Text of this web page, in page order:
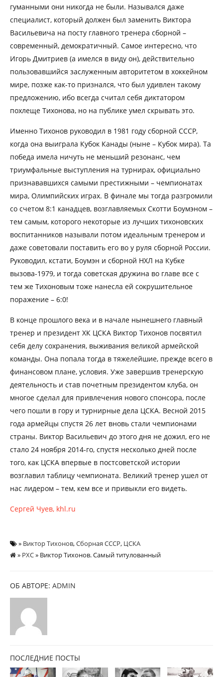
гуманными они никогда не были. Назывался даже
специалист, который должен был заменить Виктора
Васильевича на посту главного тренера сборной –
современный, демократичный. Самое интересно, что
Игорь Дмитриев (а имелся в виду он), действительно
пользовавшийся заслуженным авторитетом в хоккейном
мире, позже как-то признался, что был удивлен такому
предложению, ибо всегда считал себя диктатором
похлеще Тихонова, но на публике умел скрывать это.
Именно Тихонов руководил в 1981 году сборной СССР,
когда она выиграла Кубок Канады (ныне – Кубок мира). Та
победа имела ничуть не меньший резонанс, чем
триумфальные выступления на турнирах, официально
признававшихся самыми престижными – чемпионатах
мира, Олимпийских играх. В финале мы тогда разгромили
со счетом 8:1 канадцев, возглавляемых Скотти Боумэном –
тем самым, которого некоторые из лучших тихоновских
воспитанников называли потом идеальным тренером и
даже советовали поставить его во у руля сборной России.
Руководил, кстати, Боумэн и сборной НХЛ на Кубке
вызова-1979, и тогда советская дружина во главе все с
тем же Тихоновым тоже нанесла ей сокрушительное
поражение – 6:0!
В конце прошлого века и в начале нынешнего главный
тренер и президент ХК ЦСКА Виктор Тихонов посвятил
себя делу сохранения, выживания великой армейской
команды. Она попала тогда в тяжелейшие, прежде всего в
финансовом плане, условия. Уже завершив тренерскую
деятельность и став почетным президентом клуба, он
многое сделал для привлечения нового спонсора, после
чего пошли в гору и турнирные дела ЦСКА. Весной 2015
года армейцы спустя 26 лет вновь стали чемпионами
страны. Виктор Васильевич до этого дня не дожил, его не
стало 24 ноября 2014-го, спустя несколько дней после
того, как ЦСКА впервые в постсоветской истории
возглавил таблицу чемпионата. Великий тренер ушел от
нас лидером – тем, кем все и привыкли его видеть.
Сергей Чуев, khl.ru
» Виктор Тихонов,Сборная СССР, ЦСКА
» РХС» Виктор Тихонов. Самый титулованный
ОБ АВТОРЕ: ADMIN
ПОСЛЕДНИЕ ПОСТЫ